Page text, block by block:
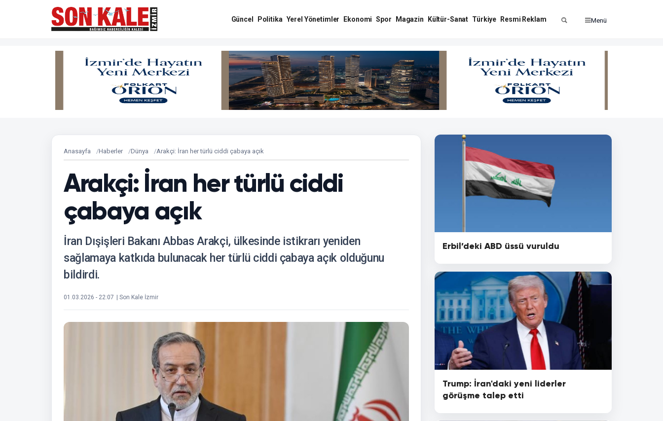
Güncel Politika Yerel Yönetimler Ekonomi Spor Magazin Kültür-Sanat Türkiye Resmi Reklam Menü
Anasayfa Haberler Dünya Arakçi: İran her türlü ciddi çabaya açık
Arakçi: İran her türlü ciddi
çabaya açık
İran Dışişleri Bakanı Abbas Arakçi, ülkesinde istikrarı yeniden
sağlamaya katkıda bulunacak her türlü ciddi çabaya açık olduğunu
bildirdi.
01.03.2026 - 22:07 | Son Kale İzmir
Erbil’deki ABD üssü vuruldu
Trump: İran'daki yeni liderler
görüşme talep etti